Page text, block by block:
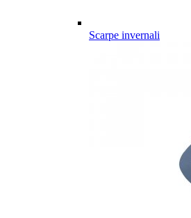
Scarpe invernali